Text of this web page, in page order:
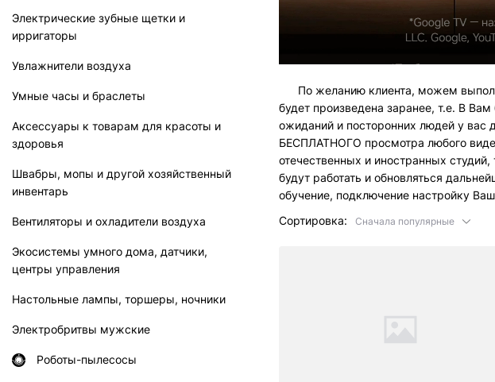
Электрические зубные щетки и
ирригаторы
Увлажнители воздуха
Умные часы и браслеты
Аксессуары к товарам для красоты и
здоровья
Швабры, мопы и другой хозяйственный
инвентарь
Вентиляторы и охладители воздуха
Экосистемы умного дома, датчики,
центры управления
Настольные лампы, торшеры, ночники
Электробритвы мужские
Роботы-пылесосы
По желанию клиента, можем
будет произведена заранее, т.е. В Вам
ожиданий и посторонних людей у
БЕСПЛАТНОГО просмотра любого
отечественных и иностранных
будут работать и обновляться
обучение, подключение настройку
Сортировка:
Сначала популярные